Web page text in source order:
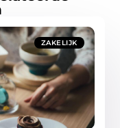
ZAKELIJK